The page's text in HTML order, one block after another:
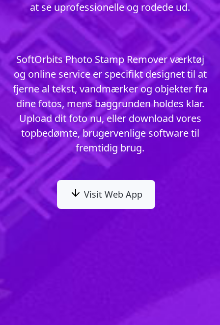
at se uprofessionelle og rodede ud.
SoftOrbits Photo Stamp Remover værktøj
og online service er specifikt designet til at
fjerne al tekst, vandmærker og objekter fra
dine fotos, mens baggrunden holdes klar.
Upload dit foto nu, eller download vores
topbedømte, brugervenlige software til
fremtidig brug.
Visit Web App